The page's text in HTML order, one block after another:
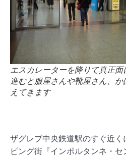
エスカレーターを降りて真正
進むと服屋さんや靴屋さん、
えてきます
ザグレブ中央鉄道駅のすぐ近く
ピング街『インポルタンネ・セ